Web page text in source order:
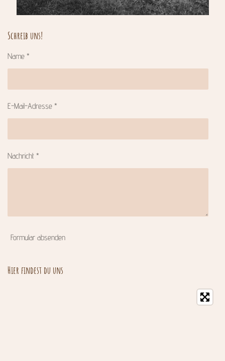
Schreib uns!
Name *
E-Mail-Adresse *
Nachricht *
Formular absenden
Hier findest du uns